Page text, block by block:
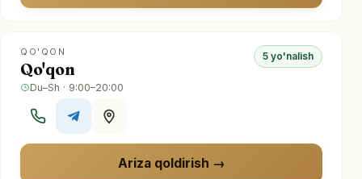
QO'QON
Qo'qon
5 yo'nalish
Du–Sh · 9:00–20:00
Ariza qoldirish